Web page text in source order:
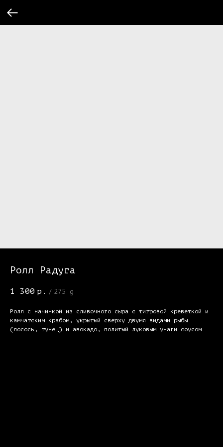
Ролл Радуга
1 300 р. / 275 g
Ролл с начинкой из сливочного сыра с тигровой креветкой и
камчатским крабом, укрытый сверху двумя видами рыбы
(лосось, тунец) и авокадо, политый луковым унаги соусом